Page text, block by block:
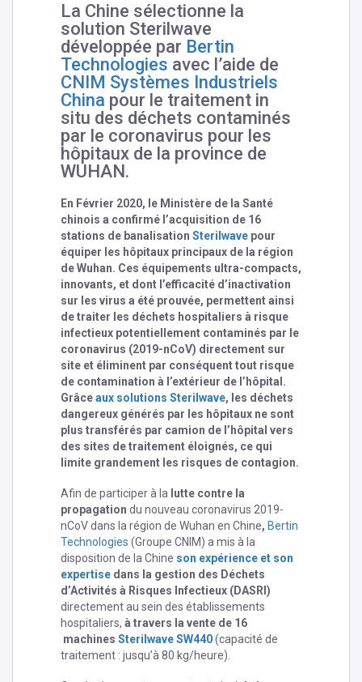
La Chine sélectionne la
solution Sterilwave
développée par Bertin
Technologies avec l’aide de
CNIM Systèmes Industriels
China pour le traitement in
situ des déchets contaminés
par le coronavirus pour les
hôpitaux de la province de
WUHAN.
En Février 2020, le Ministère de la Santé
chinois a confirmé l’acquisition de 16
stations de banalisation Sterilwave pour
équiper les hôpitaux principaux de la région
de Wuhan. Ces équipements ultra-compacts,
innovants, et dont l’efficacité d’inactivation
sur les virus a été prouvée, permettent ainsi
de traiter les déchets hospitaliers à risque
infectieux potentiellement contaminés par le
coronavirus (2019-nCoV) directement sur
site et éliminent par conséquent tout risque
de contamination à l’extérieur de l’hôpital.
Grâceaux solutions Sterilwave, les déchets
dangereux générés par les hôpitaux ne sont
plus transférés par camion de l’hôpital vers
des sites de traitement éloignés, ce qui
limite grandement les risques de contagion.
Afin de participer à la lutte contre la
propagation du nouveau coronavirus 2019-
nCoV dans la région de Wuhan en Chine, Bertin
Technologies (Groupe CNIM) a mis à la
disposition de la Chine son expérience et son
expertise dans la gestion des Déchets
d’Activités à Risques Infectieux (DASRI)
directement au sein des établissements
hospitaliers, à travers la vente de 16
machines Sterilwave SW440(capacité de
traitement : jusqu’à 80 kg/heure).